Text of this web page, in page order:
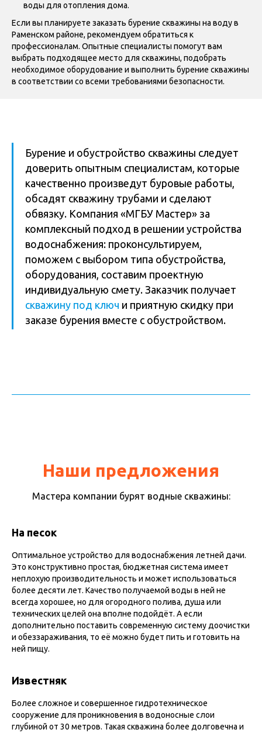
воды для отопления дома.
Если вы планируете заказать бурение скважины на воду в
Раменском районе, рекомендуем обратиться к
профессионалам. Опытные специалисты помогут вам
выбрать подходящее место для скважины, подобрать
необходимое оборудование и выполнить бурение скважины
в соответствии со всеми требованиями безопасности.
Бурение и обустройство скважины следует
доверить опытным специалистам, которые
качественно произведут буровые работы,
обсадят скважину трубами и сделают
обвязку. Компания «МГБУ Мастер» за
комплексный подход в решении устройства
водоснабжения: проконсультируем,
поможем с выбором типа обустройства,
оборудования, составим проектную
индивидуальную смету. Заказчик получает
скважину под ключ и приятную скидку при
заказе бурения вместе с обустройством.
Наши предложения
Мастера компании бурят водные скважины:
На песок
Оптимальное устройство для водоснабжения летней дачи.
Это конструктивно простая, бюджетная система имеет
неплохую производительность и может использоваться
более десяти лет. Качество получаемой воды в ней не
всегда хорошее, но для огородного полива, душа или
технических целей она вполне подойдёт. А если
дополнительно поставить современную систему доочистки
и обеззараживания, то её можно будет пить и готовить на
ней пищу.
Известняк
Более сложное и совершенное гидротехническое
сооружение для проникновения в водоносные слои
глубиной от 30 метров. Такая скважина более долговечна и